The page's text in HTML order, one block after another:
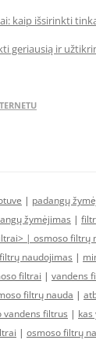
kaip išsirinkti
geriausią ir
| padangų
žymėjimas |
| osmoso filtrų
naudojimas |
filtrai | vandens
filtrų nauda |
vandens filtrus |
| osmoso filtrų